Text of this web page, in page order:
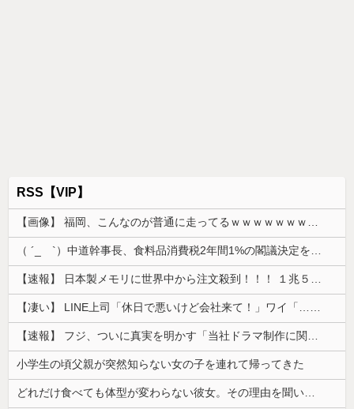
RSS【VIP】
小学生の頃父親が突然知らない女の子を連れて帰ってきた